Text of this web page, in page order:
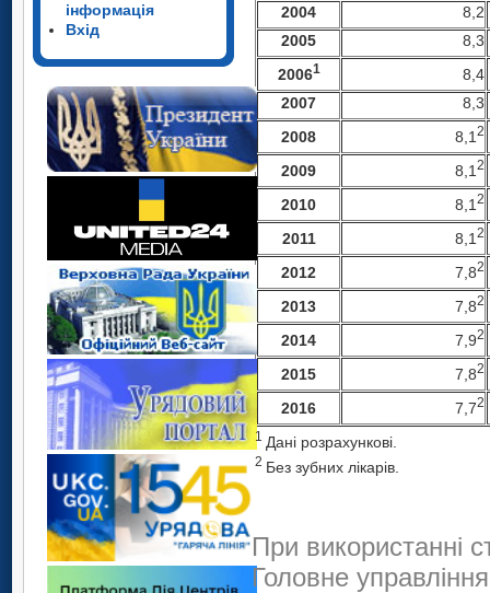
інформація
Вхід
2004
8,2
2005
8,3
20061
8,4
2007
8,3
2008
8,1 2
2009 8,1 2
2010 8,1 2
2011 8,1 2
2012 7,82
2013 7,82
2014 7,92
2015 7,82
2016 7,72
1 Дані розрахункові.
2 Без зубних лікарів.
При використанні
Головне